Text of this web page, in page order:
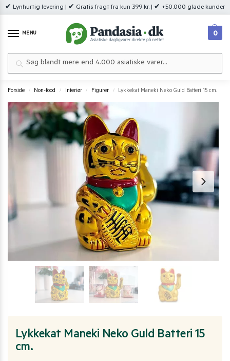
✔ Lynhurtig levering | ✔ Gratis fragt fra kun 399 kr. | ✔ +50.000 glade kunder
MENU 0
Forside / Non-food / Interiør / Figurer / Lykkekat Maneki Neko Guld Batteri 15 cm.
Lykkekat Maneki Neko Guld Batteri 15
cm.